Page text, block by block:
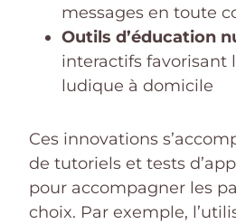
messages en toute
Outils d’éducation
interactifs favorisant
ludique à domicile
Ces innovations
de tutoriels et tests
pour accompagner les
choix. Par exemple,